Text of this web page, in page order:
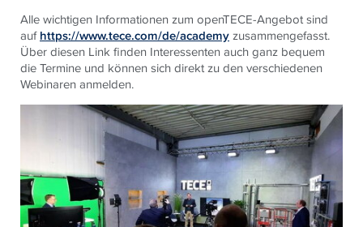
Alle wichtigen Informationen zum openTECE-Angebot sind
aufhttps://www.tece.com/de/academyzusammengefasst.
Über diesen Link finden Interessenten auch ganz bequem
die Termine und können sich direkt zu den verschiedenen
Webinaren anmelden.